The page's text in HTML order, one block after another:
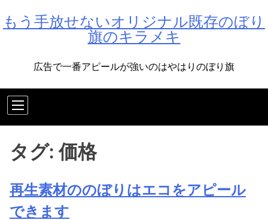
toもう手放せないオリジナル既存のぼり
旗のキラメキ
広告で一番アピールが強いのはやはりのぼり旗
タグ:価格
再生素材ののぼりはエコをアピール
できます